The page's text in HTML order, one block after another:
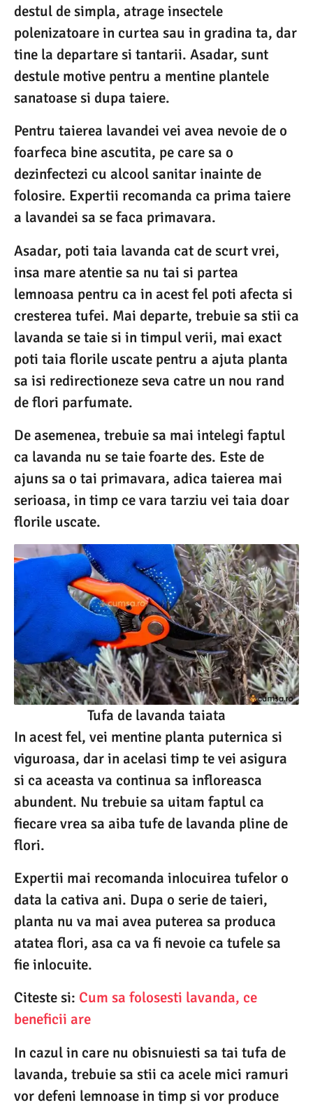
destul de simpla, atrage insectele
polenizatoare in curtea sau in gradina ta, dar
tine la departare si tantarii. Asadar, sunt
destule motive pentru a mentine plantele
sanatoase si dupa taiere.
Pentru taierea lavandei vei avea nevoie de o
foarfeca bine ascutita, pe care sa o
dezinfectezi cu alcool sanitar inainte de
folosire. Expertii recomanda ca prima taiere
a lavandei sa se faca primavara.
Asadar, poti taia lavanda cat de scurt vrei,
insa mare atentie sa nu tai si partea
lemnoasa pentru ca in acest fel poti afecta si
cresterea tufei. Mai departe, trebuie sa stii ca
lavanda se taie si in timpul verii, mai exact
poti taia florile uscate pentru a ajuta planta
sa isi redirectioneze seva catre un nou rand
de flori parfumate.
De asemenea, trebuie sa mai intelegi faptul
ca lavanda nu se taie foarte des. Este de
ajuns sa o tai primavara, adica taierea mai
serioasa, in timp ce vara tarziu vei taia doar
florile uscate.
Tufa de lavanda taiata
In acest fel, vei mentine planta puternica si
viguroasa, dar in acelasi timp te vei asigura
si ca aceasta va continua sa infloreasca
abundent. Nu trebuie sa uitam faptul ca
fiecare vrea sa aiba tufe de lavanda pline de
flori.
Expertii mai recomanda inlocuirea tufelor o
data la cativa ani. Dupa o serie de taieri,
planta nu va mai avea puterea sa produca
atatea flori, asa ca va fi nevoie ca tufele sa
fie inlocuite.
Citeste si: Cum sa folosesti lavanda, ce
beneficii are
In cazul in care nu obisnuiesti sa tai tufa de
lavanda, trebuie sa stii ca acele mici ramuri
vor defeni lemnoase in timp si vor produce